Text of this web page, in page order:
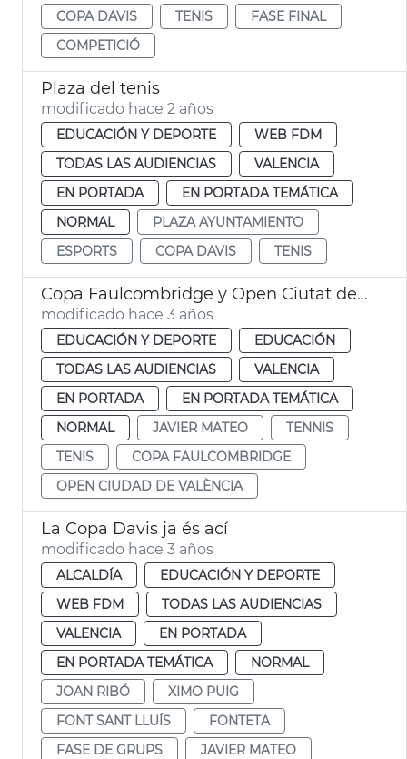
COPA DAVIS
TENIS
FASE FINAL
COMPETICIÓ
Plaza del tenis
modificado hace 2 años
EDUCACIÓN Y DEPORTE
WEB FDM
TODAS LAS AUDIENCIAS
VALENCIA
EN PORTADA
EN PORTADA TEMÁTICA
NORMAL
PLAZA AYUNTAMIENTO
ESPORTS
COPA DAVIS TENIS
Copa Faulcombridge y Open Ciutat de València
modificado hace 3 años
EDUCACIÓN Y DEPORTE
EDUCACIÓN
TODAS LAS AUDIENCIAS
VALENCIA
EN PORTADA
EN PORTADA TEMÁTICA
NORMAL
JAVIER MATEO
TENNIS
TENIS
COPA FAULCOMBRIDGE
OPEN CIUDAD DE VALÈNCIA
La Copa Davis ja és ací
modificado hace 3 años
ALCALDÍA
EDUCACIÓN Y DEPORTE
WEB FDM
TODAS LAS AUDIENCIAS
VALENCIA
EN PORTADA
EN PORTADA TEMÁTICA
NORMAL
JOAN RIBÓ
XIMO PUIG
FONT SANT LLUÍS
FONTETA
FASE DE GRUPS
JAVIER MATEO